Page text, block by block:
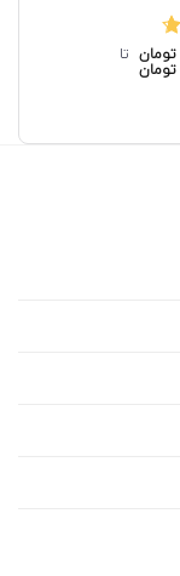
تومان‌ تا ‌
تومان